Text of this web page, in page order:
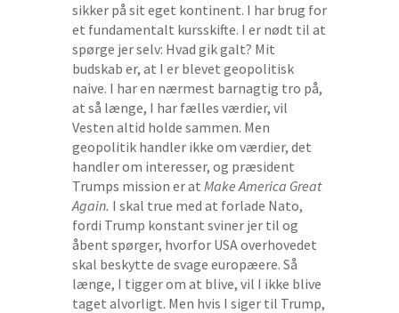
sikker på sit eget kontinent. I har brug for
et fundamentalt kursskifte. I er nødt til at
spørge jer selv: Hvad gik galt? Mit
budskab er, at I er blevet geopolitisk
naive. I har en nærmest barnagtig tro på,
at så længe, I har fælles værdier, vil
Vesten altid holde sammen. Men
geopolitik handler ikke om værdier, det
handler om interesser, og præsident
Trumps mission er at Make America Great
Again. I skal true med at forlade Nato,
fordi Trump konstant sviner jer til og
åbent spørger, hvorfor USA overhovedet
skal beskytte de svage europæere. Så
længe, I tigger om at blive, vil I ikke blive
taget alvorligt. Men hvis I siger til Trump,